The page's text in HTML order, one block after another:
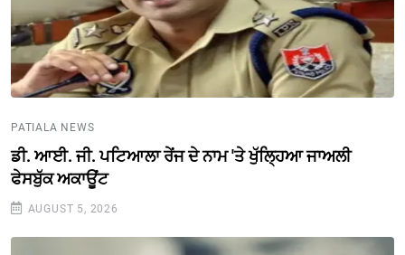
PATIALA NEWS
ਡੀ. ਆਈ. ਜੀ. ਪਟਿਆਲਾ ਰੇਂਜ ਦੇ ਨਾਮ 'ਤੇ ਖੁੱਲ੍ਹਿਆ ਜਾਅਲੀ
ਫੇਸਬੁੱਕ ਅਕਾਊਂਟ
AUGUST 5, 2026